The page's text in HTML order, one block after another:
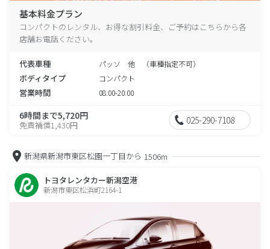
基本料金プラン
コンパクトのレンタル、お得な割引料金、ご予約はこちらから各
店舗お電話ください。
代表車種 パッソ 他 （車種指定不可）
ボディタイプ コンパクト
営業時間 08:00-20:00
6時間まで5,720円
免責補償1,430円 025-290-7108
新潟県新潟市東区松園一丁目から 1506m
トヨタレンタカー新潟空港
新潟市東区松浜町2164-1